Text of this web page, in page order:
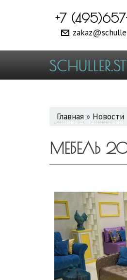
+7
ВЫ
ЗДЕСЬ
Главная » Новости
МЕБЕЛЬ